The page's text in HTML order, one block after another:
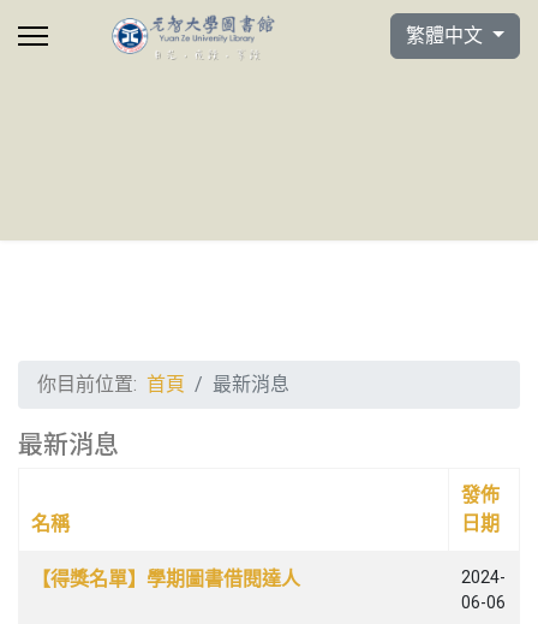
選擇你的語言
繁體中文
你目前位置: 首頁 最新消息
最新消息
文章列表
名稱
發佈
日期
【得獎名單】學期圖書借閱達人
2024-
06-06